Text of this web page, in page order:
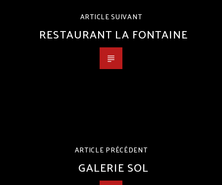
ARTICLE SUIVANT
RESTAURANT LA FONTAINE
ARTICLE PRÉCÉDENT
GALERIE SOL